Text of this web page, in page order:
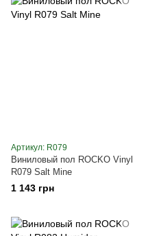
Артикул: R079
Виниловый пол ROCKO Vinyl
R079 Salt Mine
1 143 грн